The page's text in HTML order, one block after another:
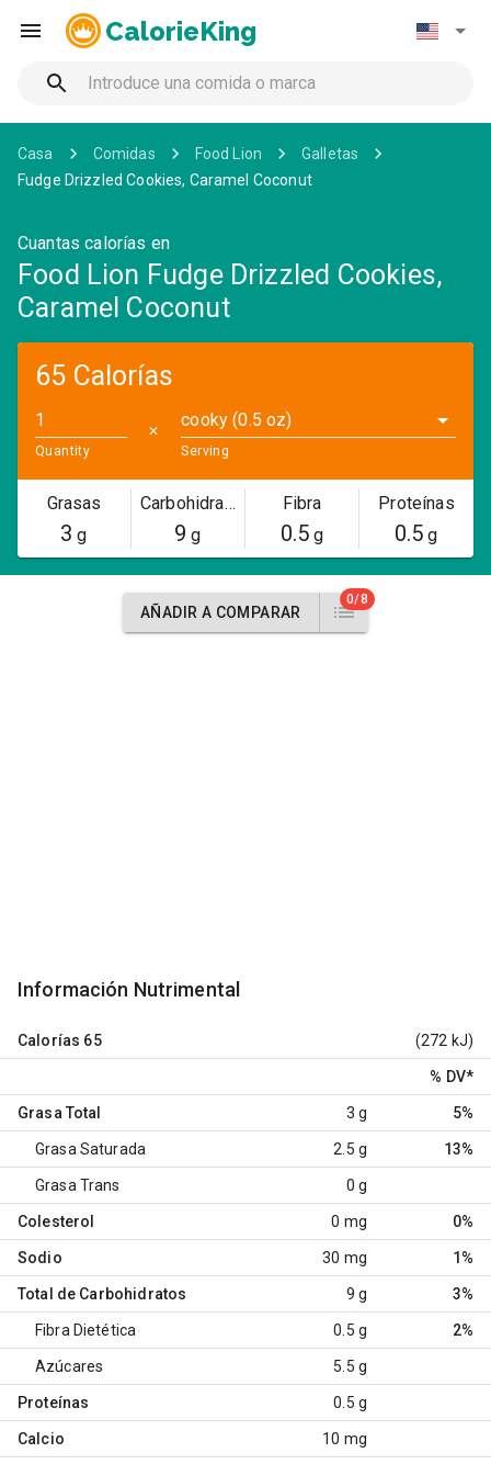
CalorieKing
Casa Comidas Food Lion
Galletas
Fudge Drizzled Cookies, Caramel Coconut
Cuantas calorías en
Food Lion Fudge Drizzled Cookies,
Caramel Coconut
65 Calorías
Quantity
✕
cooky (0.5 oz)
Serving
Grasas
3 g
Carbohidratos
9 g
Fibra
0.5g
Proteínas
0.5 g
AÑADIR A COMPARAR
0/8
Información Nutrimental
Calorías 65 (272 kJ)
% DV*
Grasa Total 3 g 5%
Grasa Saturada 2.5 g 13%
Grasa Trans 0 g
Colesterol 0 mg 0%
Sodio 30 mg 1%
Total de Carbohidratos 9 g 3%
Fibra Dietética 0.5 g 2%
Azúcares 5.5 g
Proteínas 0.5 g
Calcio 10 mg